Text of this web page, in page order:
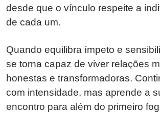
desde que o vínculo respeite a
de cada um.
Quando equilibra ímpeto e
se torna capaz de viver relações
honestas e transformadoras.
com intensidade, mas aprende a
encontro para além do primeiro